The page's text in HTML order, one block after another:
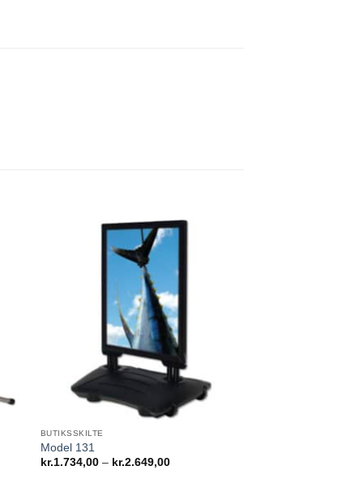
BUTIKSSKILTE
Model 131
kr.1.734,00 – kr.2.649,00Prisinterval: